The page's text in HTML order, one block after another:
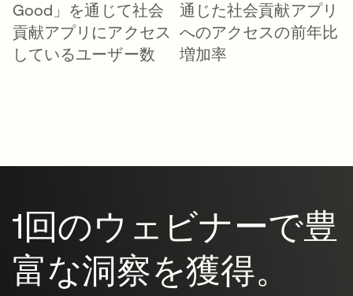
Good」を通じて社会
貢献アプリにアクセス
しているユーザー数
通じた社会貢献アプリ
へのアクセスの前年比
増加率
1回のウェビナーで豊
富な洞察を獲得。